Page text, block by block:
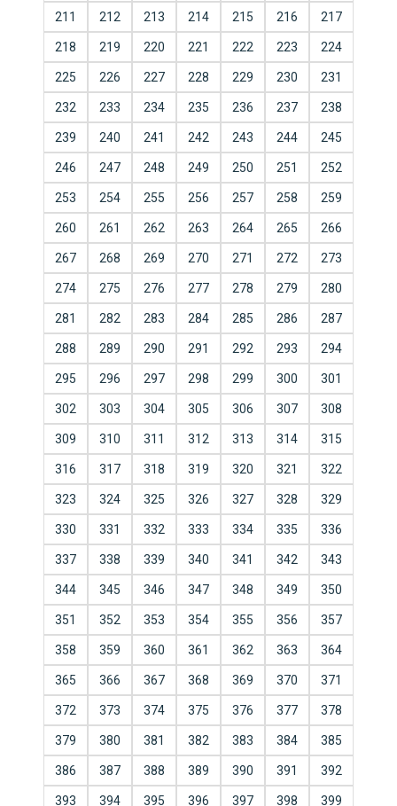
211 212 213 214 215 216 217
218 219 220 221 222 223 224
225 226 227 228 229 230 231
232 233 234 235 236 237 238
239 240 241 242 243 244 245
246 247 248 249 250 251 252
253 254 255 256 257 258 259
260 261 262 263 264 265 266
267 268 269 270 271 272 273
274 275 276 277 278 279 280
281 282 283 284 285 286 287
288 289 290 291 292 293 294
295 296 297 298 299 300 301
302 303 304 305 306 307 308
309 310 311 312 313 314 315
316 317 318 319 320 321 322
323 324 325 326 327 328 329
330 331 332 333 334 335 336
337 338 339 340 341 342 343
344 345 346 347 348 349 350
351 352 353 354 355 356 357
358 359 360 361 362 363 364
365 366 367 368 369 370 371
372 373 374 375 376 377 378
379 380 381 382 383 384 385
386 387 388 389 390 391 392
393 394 395 396 397 398 399